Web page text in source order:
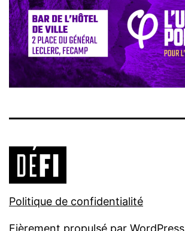
Politique de confidentialité
Fièrement propulsé par WordPress